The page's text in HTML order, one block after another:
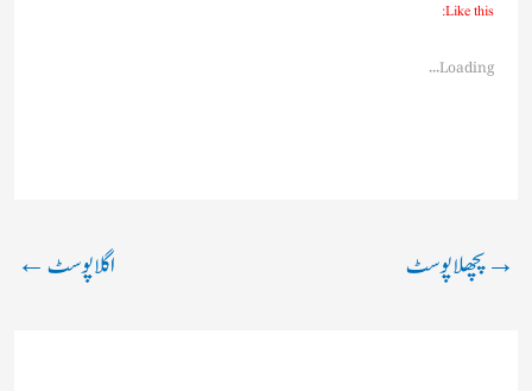
Like this:
Loading...
→پچھلا پوسٹ اگلا پوسٹ←